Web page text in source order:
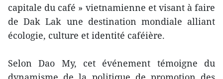
capitale du café » vietnamienne et visant à faire
de Dak Lak une destination mondiale alliant
écologie, culture et identité caféière.
Selon Dao My, cet événement témoigne du